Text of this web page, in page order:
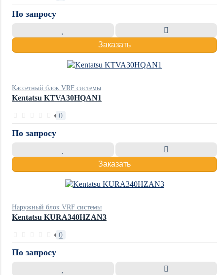
По запросу
Заказать
Кассетный блок VRF системы
Kentatsu KTVA30HQAN1
0
По запросу
Заказать
Наружный блок VRF системы
Kentatsu KURA340HZAN3
0
По запросу